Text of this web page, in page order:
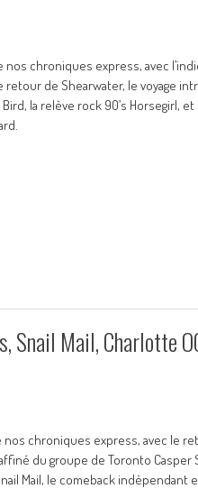
nos chroniques express, avec
retour de Shearwater, le voyage
la relève rock 90’s Horsegirl,
Snail Mail, Charlotte
nos chroniques express, avec le
du groupe de Toronto Casper
Mail, le comeback indépendant